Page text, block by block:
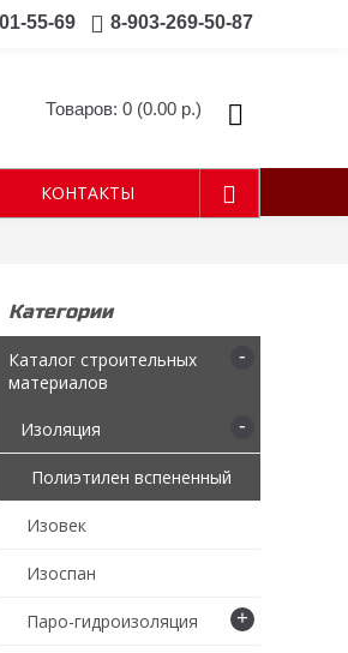
55-69 8-903-269-50-87
Товаров: 0 (0.00 р.)
КОНТАКТЫ
Категории
Каталог строительных
материалов
-
Изоляция -
Полиэтилен вспененный
Изовек
Изоспан
Паро-гидроизоляция +